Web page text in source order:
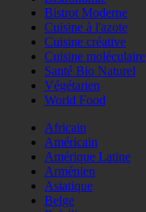
Bistrot Moderne
Cuisine à l'azote
Cuisine créative
Cuisine moléculaire
Santé Bio Naturel
Végétarien
World Food
Africain
Américain
Amérique Latine
Arménien
Asiatique
Belge